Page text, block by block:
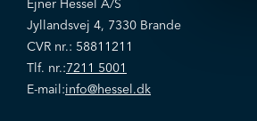
Ejner Hessel A/S
Jyllandsvej 4, 7330 Brande
CVR nr.: 58811211
Tlf. nr.:7211 5001
E-mail:info@hessel.dk